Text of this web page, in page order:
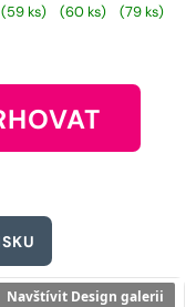
(59 ks) (60 ks) (79 ks)
Navštívit Design galerii